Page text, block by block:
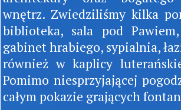
wnętrz. Zwiedziliśmy kilka
biblioteka, sala pod
gabinet hrabiego, sypialnia,
również w kaplicy
Pomimo niesprzyjającej
całym pokazie grających